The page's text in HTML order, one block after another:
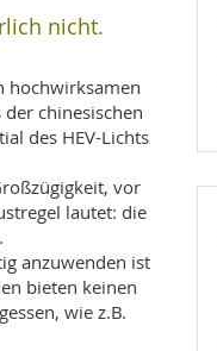
nicht.
hochwirksamen
chinesischen
des HEV-Lichts
vor
lautet: die
anzuwenden ist
bieten keinen
wie z.B.